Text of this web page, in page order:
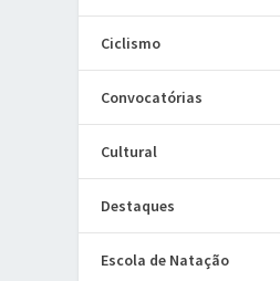
Ciclismo
Convocatórias
Cultural
Destaques
Escola de Natação